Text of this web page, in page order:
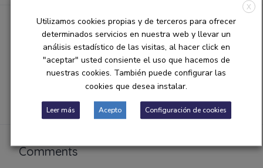
Categories
Consejos
curiosidades de la escultura
Inspiration
Comments
X
Utilizamos cookies propias y de terceros para ofrecer
determinados servicios en nuestra web y llevar un
análisis estadístico de las visitas, al hacer click en
"aceptar" usted consiente el uso que hacemos de
nuestras cookies. También puede configurar las
cookies que desea instalar.
Leer más Acepto Configuración de cookies